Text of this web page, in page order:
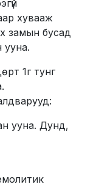
хувааж
замын бусад
ууна.
1г тунг
ууна. Дунд,